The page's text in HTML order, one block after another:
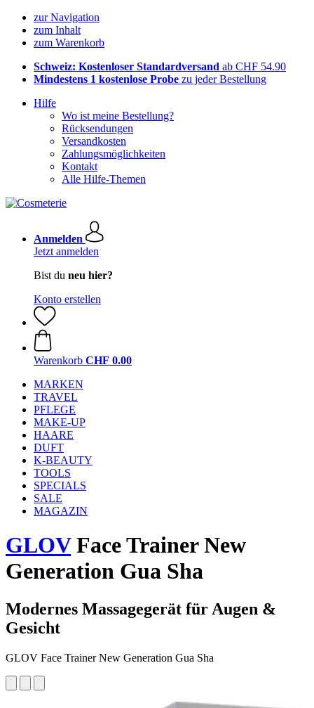
zur Navigation
zum Inhalt
zum Warenkorb
Schweiz: Kostenloser Standardversand ab CHF 54.90
Mindestens 1 kostenlose Probe zu jeder Bestellung
Hilfe
Wo ist meine Bestellung?
Rücksendungen
Versandkosten
Zahlungsmöglichkeiten
Kontakt
Alle Hilfe-Themen
Anmelden
Jetzt anmelden
Bist du neu hier?
Konto erstellen
Warenkorb CHF 0.00
MARKEN
TRAVEL
PFLEGE
MAKE-UP
HAARE
DUFT
K-BEAUTY
TOOLS
SPECIALS
SALE
MAGAZIN
GLOVFace Trainer New
Generation Gua Sha
Modernes Massagegerät für Augen &
Gesicht
GLOV Face Trainer New Generation Gua Sha